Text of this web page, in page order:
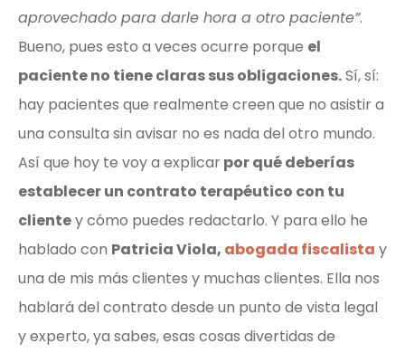
aprovechado para darle hora a otro paciente”.
Bueno, pues esto a veces ocurre porque el
paciente no tiene claras sus obligaciones.Sí, sí:
hay pacientes que realmente creen que no asistir a
una consulta sin avisar no es nada del otro mundo.
Así que hoy te voy a explicarpor qué deberías
establecer un contrato terapéutico con tu
clientey cómo puedes redactarlo. Y para ello he
hablado con Patricia Viola, abogada fiscalista y
una de mis más clientes y muchas clientes. Ella nos
hablará del contrato desde un punto de vista legal
y experto, ya sabes, esas cosas divertidas de